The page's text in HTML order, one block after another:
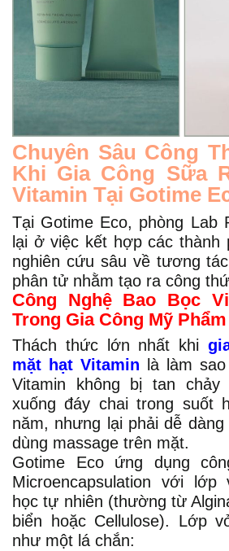
Chuyên Sâu Công
Khi Gia Công Sữa
Vitamin Tại Gotime
Tại Gotime Eco, phòng Lab
lại ở việc kết hợp các thành
nghiên cứu sâu về tương
phân tử nhằm tạo ra công
Công Nghệ Bao Bọc
Trong Gia Công Mỹ Phẩm
Thách thức lớn nhất khi
mặt hạt Vitamin là làm
Vitamin không bị tan chảy
xuống đáy chai trong suốt
năm, nhưng lại phải dễ
dùng massage trên mặt.
Gotime Eco ứng dụng
Microencapsulation với lớp
học tự nhiên (thường từ
biển hoặc Cellulose). Lớp
như một lá chắn: